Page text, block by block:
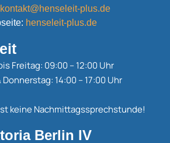
kontakt@henseleit-plus.de
henseleit-plus.de
Freitag: 09:00 – 12:00 Uhr
14:00 – 17:00 Uhr
keine Nachmittagssprechstunde!
Berlin IV